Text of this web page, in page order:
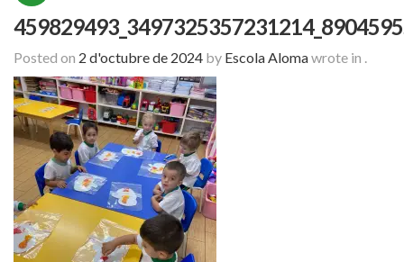
Posted on 2 d'octubre de 2024 by Escola Alomawrote in .